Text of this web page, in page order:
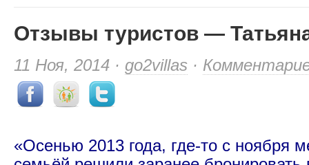
Отзывы туристов —
11 Ноя, 2014 · go2villas ·
«Осенью 2013 года, где-то с ноября